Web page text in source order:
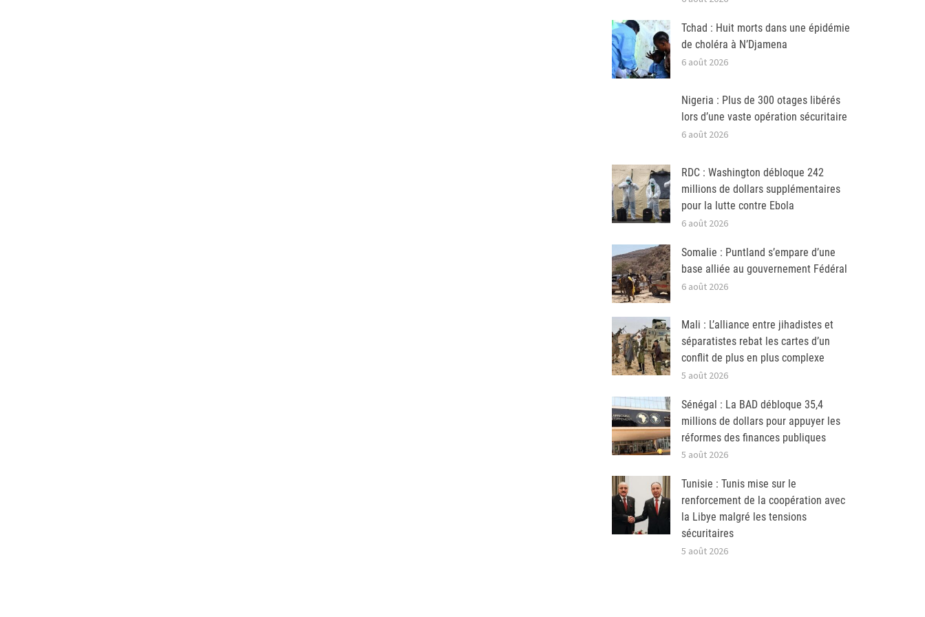
Tchad : Huit morts dans une épidémie
de choléra à N’Djamena
6 août 2026
Nigeria : Plus de 300 otages libérés
lors d’une vaste opération sécuritaire
6 août 2026
RDC : Washington débloque 242
millions de dollars supplémentaires
pour la lutte contre Ebola
6 août 2026
Somalie : Puntland s’empare d’une
base alliée au gouvernement Fédéral
6 août 2026
Mali : L’alliance entre jihadistes et
séparatistes rebat les cartes d’un
conflit de plus en plus complexe
5 août 2026
Sénégal : La BAD débloque 35,4
millions de dollars pour appuyer les
réformes des finances publiques
5 août 2026
Tunisie : Tunis mise sur le
renforcement de la coopération avec
la Libye malgré les tensions
sécuritaires
5 août 2026